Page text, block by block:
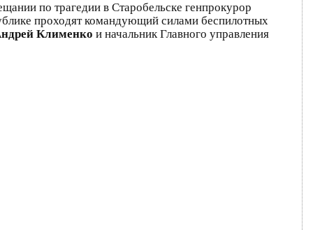
по трагедии в Старобельске генпрокурор
проходят командующий силами беспилотных
Клименко и начальник Главного управления